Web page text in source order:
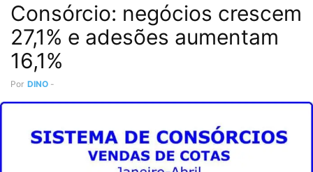
Consórcio: negócios crescem
27,1% e adesões aumentam
16,1%
Por DINO -